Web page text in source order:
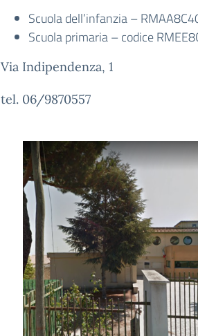
Scuola dell’infanzia –
Scuola primaria – codice
Via Indipendenza, 1
tel. 06/9870557